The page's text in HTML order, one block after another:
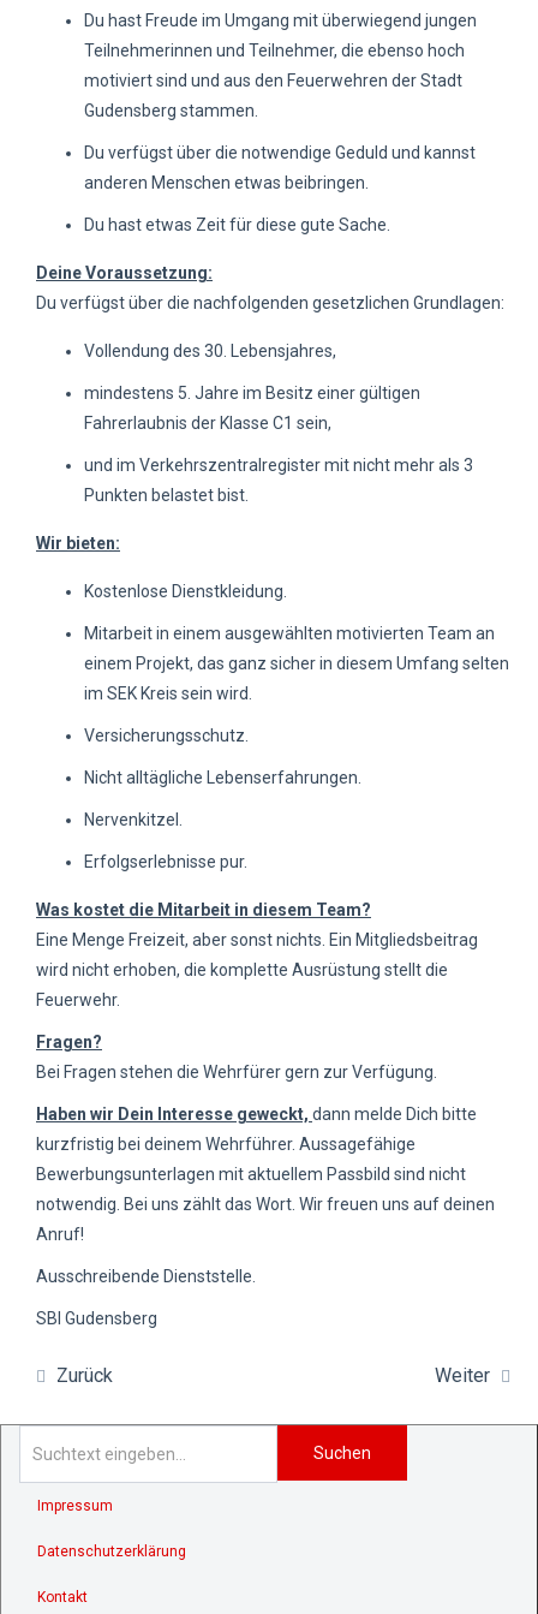
Du hast Freude im Umgang mit überwiegend jungen
Teilnehmerinnen und Teilnehmer, die ebenso hoch
motiviert sind und aus den Feuerwehren der Stadt
Gudensberg stammen.
Du verfügst über die notwendige Geduld und kannst
anderen Menschen etwas beibringen.
Du hast etwas Zeit für diese gute Sache.
Deine Voraussetzung:
Du verfügst über die nachfolgenden gesetzlichen Grundlagen:
Vollendung des 30. Lebensjahres,
mindestens 5. Jahre im Besitz einer gültigen
Fahrerlaubnis der Klasse C1 sein,
und im Verkehrszentralregister mit nicht mehr als 3
Punkten belastet bist.
Wir bieten:
Kostenlose Dienstkleidung.
Mitarbeit in einem ausgewählten motivierten Team an
einem Projekt, das ganz sicher in diesem Umfang selten
im SEK Kreis sein wird.
Versicherungsschutz.
Nicht alltägliche Lebenserfahrungen.
Nervenkitzel.
Erfolgserlebnisse pur.
Was kostet die Mitarbeit in diesem Team?
Eine Menge Freizeit, aber sonst nichts. Ein Mitgliedsbeitrag
wird nicht erhoben, die komplette Ausrüstung stellt die
Feuerwehr.
Fragen?
Bei Fragen stehen die Wehrfürer gern zur Verfügung.
Haben wir Dein Interesse geweckt, dann melde Dich bitte
kurzfristig bei deinem Wehrführer. Aussagefähige
Bewerbungsunterlagen mit aktuellem Passbild sind nicht
notwendig. Bei uns zählt das Wort. Wir freuen uns auf deinen
Anruf!
Ausschreibende Dienststelle.
SBI Gudensberg
Zurück Weiter
Suchen
Impressum
Datenschutzerklärung
Kontakt